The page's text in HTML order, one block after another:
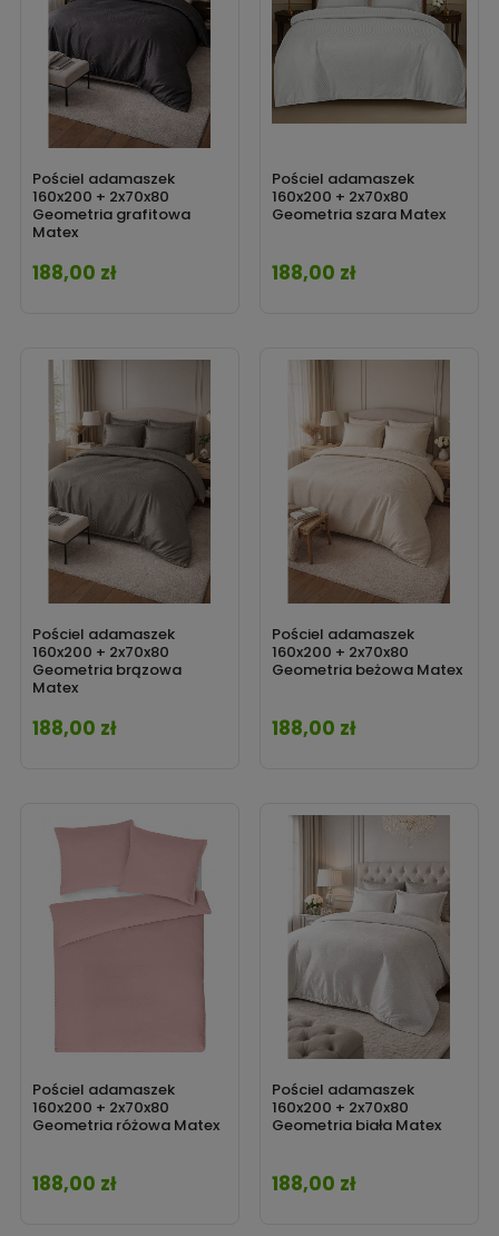
Pościel adamaszek
160x200 + 2x70x80
Geometria grafitowa
Matex
Cena
188,00 zł
Pościel adamaszek
160x200 + 2x70x80
Geometria szara Matex
Cena
188,00 zł
Pościel adamaszek
160x200 + 2x70x80
Geometria brązowa
Matex
Cena
188,00 zł
Pościel adamaszek
160x200 + 2x70x80
Geometria beżowa Matex
Cena
188,00 zł
Pościel adamaszek
160x200 + 2x70x80
Geometria różowa Matex
Cena
188,00 zł
Pościel adamaszek
160x200 + 2x70x80
Geometria biała Matex
Cena
188,00 zł